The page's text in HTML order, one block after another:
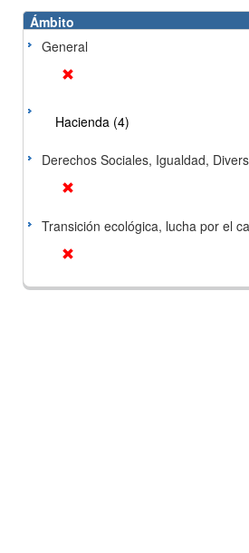
Ámbito
General
Hacienda (4)
Derechos Sociales, Igualdad,
Transición ecológica, lucha por el